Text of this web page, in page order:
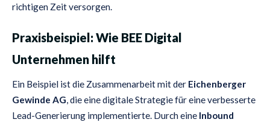
richtigen Zeit versorgen.
Praxisbeispiel: Wie BEE Digital
Unternehmen hilft
Ein Beispiel ist die Zusammenarbeit mit der Eichenberger
Gewinde AG, die eine digitale Strategie für eine verbesserte
Lead-Generierung implementierte. Durch eine Inbound